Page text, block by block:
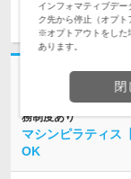
求人詳細
志望動機・自己PR不要
株式会社LAVA
務制度あり
マシンピラティス
OK
インフォマティブデ
ク先から停止（オプト
※オプトアウトをした
あります。
閉